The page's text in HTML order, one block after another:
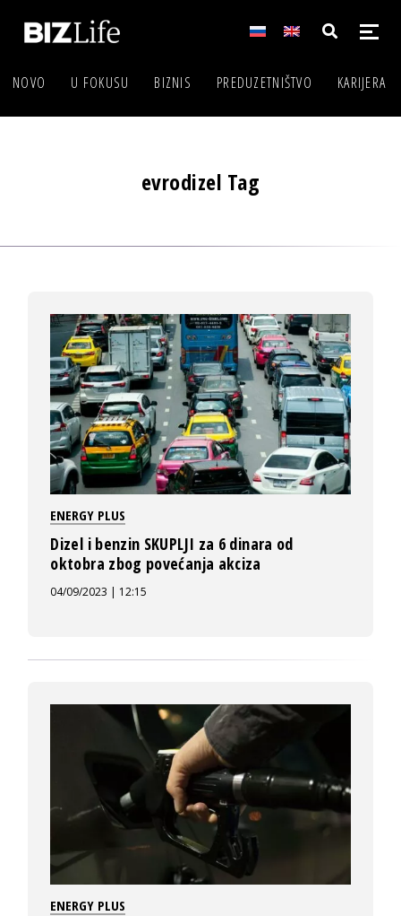
NOVO U FOKUSU BIZNIS PREDUZETNIŠTVO KARIJERA
evrodizel Tag
ENERGY PLUS
Dizel i benzin SKUPLJI za 6 dinara od
oktobra zbog povećanja akciza
04/09/2023 | 12:15
ENERGY PLUS